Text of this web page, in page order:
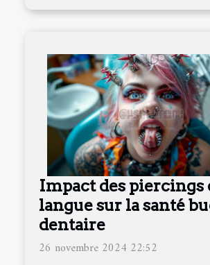
Impact des piercings
langue sur la santé
dentaire
26 novembre 2024 22:52